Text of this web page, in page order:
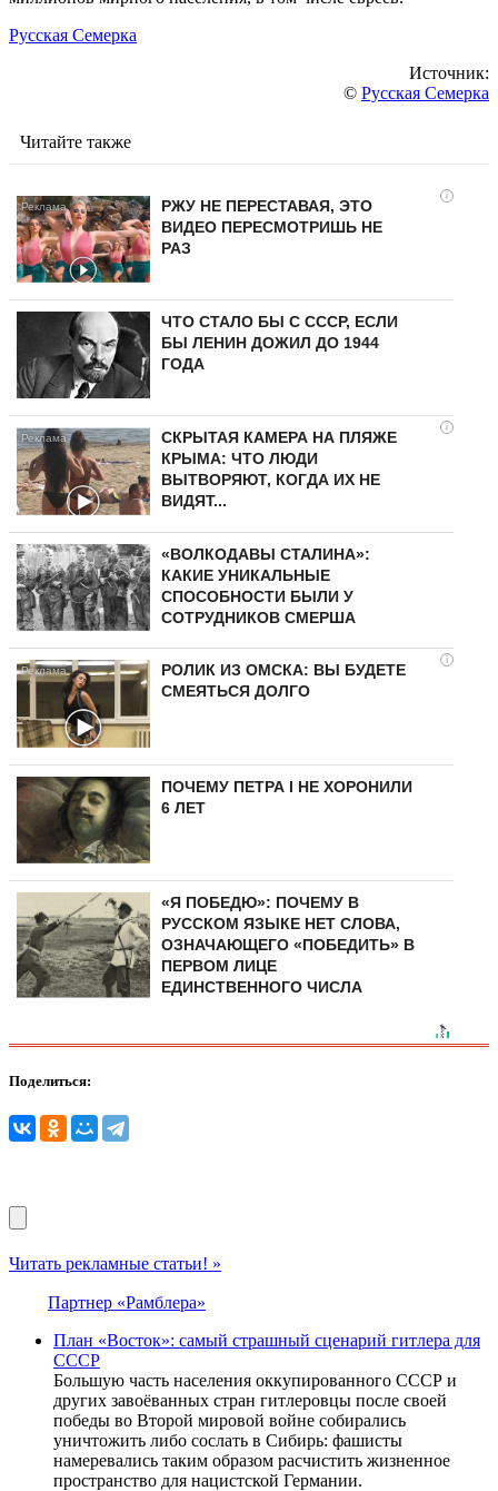
Русская Семерка
Источник:
© Русская Семерка
Читайте также
i
РЖУ НЕ ПЕРЕСТАВАЯ, ЭТО
ВИДЕО ПЕРЕСМОТРИШЬ НЕ
РАЗ
ЧТО СТАЛО БЫ С СССР, ЕСЛИ
БЫ ЛЕНИН ДОЖИЛ ДО 1944
ГОДА
i
СКРЫТАЯ КАМЕРА НА ПЛЯЖЕ
КРЫМА: ЧТО ЛЮДИ
ВЫТВОРЯЮТ, КОГДА ИХ НЕ
ВИДЯТ...
«ВОЛКОДАВЫ СТАЛИНА»:
КАКИЕ УНИКАЛЬНЫЕ
СПОСОБНОСТИ БЫЛИ У
СОТРУДНИКОВ СМЕРША
i
РОЛИК ИЗ ОМСКА: ВЫ БУДЕТЕ
СМЕЯТЬСЯ ДОЛГО
ПОЧЕМУ ПЕТРА I НЕ ХОРОНИЛИ
6 ЛЕТ
«Я ПОБЕДЮ»: ПОЧЕМУ В
РУССКОМ ЯЗЫКЕ НЕТ СЛОВА,
ОЗНАЧАЮЩЕГО «ПОБЕДИТЬ» В
ПЕРВОМ ЛИЦЕ
ЕДИНСТВЕННОГО ЧИСЛА
Поделиться:
Читать рекламные статьи! »
Партнер «Рамблера»
План «Восток»: самый страшный сценарий гитлера для
СССР
Большую часть населения оккупированного СССР и
других завоёванных стран гитлеровцы после своей
победы во Второй мировой войне собирались
уничтожить либо сослать в Сибирь: фашисты
намеревались таким образом расчистить жизненное
пространство для нацистской Германии.